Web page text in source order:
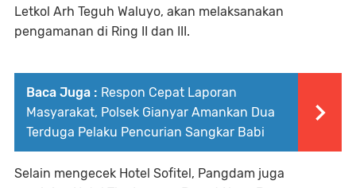
Letkol Arh Teguh Waluyo, akan melaksanakan
pengamanan di Ring II dan III.
Baca Juga : Respon Cepat Laporan
Masyarakat, Polsek Gianyar Amankan Dua
Terduga Pelaku Pencurian Sangkar Babi
Selain mengecek Hotel Sofitel, Pangdam juga